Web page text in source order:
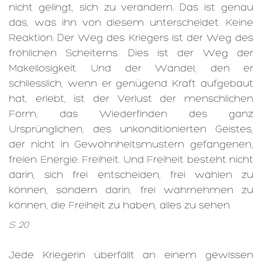
nicht gelingt, sich zu verändern. Das ist genau
das, was ihn von diesem unterscheidet. Keine
Reaktion. Der Weg des Kriegers ist der Weg des
fröhlichen Scheiterns. Dies ist der Weg der
Makellosigkeit. Und der Wandel, den er
schliesslich, wenn er genügend Kraft aufgebaut
hat, erlebt, ist der Verlust der menschlichen
Form, das Wiederfinden des ganz
Ursprünglichen, des unkonditionierten Geistes,
der nicht in Gewohnheitsmustern gefangenen,
freien Energie. Freiheit. Und Freiheit besteht nicht
darin, sich frei entscheiden, frei wählen zu
können, sondern darin, frei wahrnehmen zu
können, die Freiheit zu haben, alles zu sehen.
S. 20
Jede Kriegerin überfällt an einem gewissen